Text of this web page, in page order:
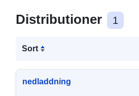
Distributioner 1
Sort
nedladdning